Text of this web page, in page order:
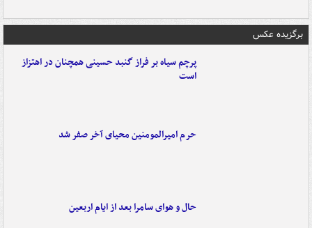
برگزیده عکس
پرچم سیاه بر فراز گنبد حسینی همچنان در اهتزاز
است
حرم امیرالمومنین محیای آخر صفر شد
حال و هوای سامرا بعد از ایام اربعین